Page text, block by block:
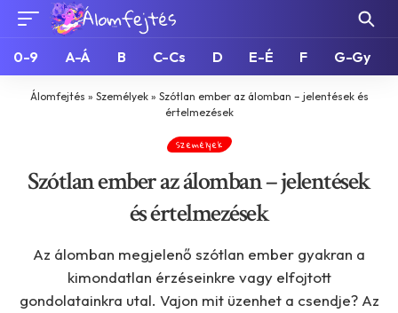
0-9 A-Á B C-Cs D E-É F G-Gy
Álomfejtés » Személyek» Szótlan ember az álomban – jelentések és
értelmezések
Személyek
Szótlan ember az álomban – jelentések
és értelmezések
Az álomban megjelenő szótlan ember gyakran a
kimondatlan érzéseinkre vagy elfojtott
gondolatainkra utal. Vajon mit üzenhet a csendje? Az